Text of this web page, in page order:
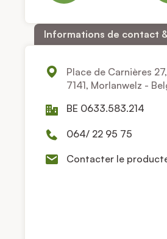
Informations de contact
Place de Carnières 27,
7141, Morlanwelz -
BE 0633.583.214
064/ 22 95 75
Contacter le